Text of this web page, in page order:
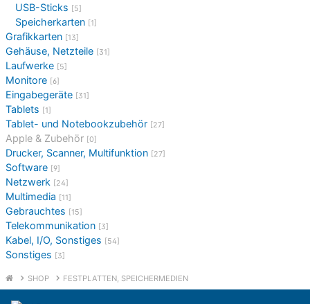
USB-Sticks [5]
Speicherkarten [1]
Grafikkarten [13]
Gehäuse, Netzteile [31]
Laufwerke [5]
Monitore [6]
Eingabegeräte [31]
Tablets [1]
Tablet- und Notebookzubehör [27]
Apple & Zubehör [0]
Drucker, Scanner, Multifunktion [27]
Software [9]
Netzwerk [24]
Multimedia [11]
Gebrauchtes [15]
Telekommunikation [3]
Kabel, I/O, Sonstiges [54]
Sonstiges [3]
SHOP FESTPLATTEN, SPEICHERMEDIEN